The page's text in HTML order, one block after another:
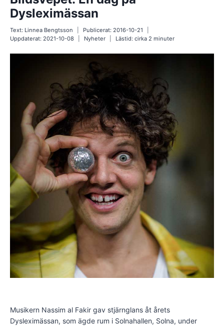
Dysleximässan
Text: Linnea Bengtsson Publicerat: 2016-10-21
Uppdaterat: 2021-10-08 Nyheter Lästid: cirka2minuter
Musikern Nassim al Fakir gav stjärnglans åt årets
Dysleximässan, som ägde rum i Solnahallen, Solna, under